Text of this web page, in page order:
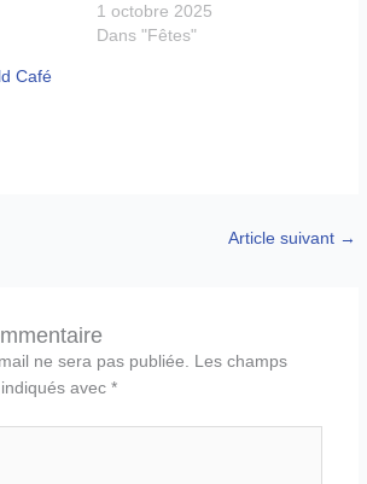
1 octobre 2025
Dans "Fêtes"
Café
Article suivant →
ne sera pas publiée.
Les champs
avec *